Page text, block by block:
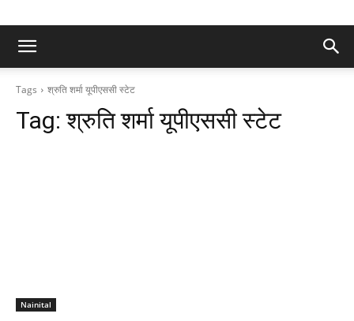
Tags श्रुति शर्मा यूपीएससी स्टेट
Tag:श्रुति शर्मा यूपीएससी स्टेट
Nainital